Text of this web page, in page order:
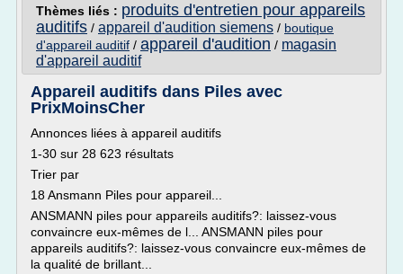
Thèmes liés : produits d'entretien pour appareils
auditifs / appareil d'audition siemens / boutique
d'appareil auditif / appareil d'audition / magasin
d'appareil auditif
Appareil auditifs dans Piles avec
PrixMoinsCher
Annonces liées à appareil auditifs
1-30 sur 28 623 résultats
Trier par
18 Ansmann Piles pour appareil...
ANSMANN piles pour appareils auditifs?: laissez-vous
convaincre eux-mêmes de l... ANSMANN piles pour
appareils auditifs?: laissez-vous convaincre eux-mêmes de
la qualité de brillant...